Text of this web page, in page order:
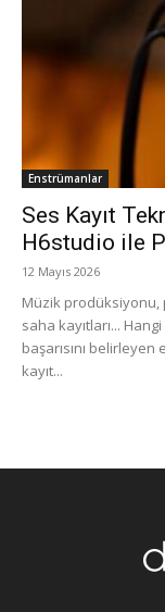
Enstrümanlar
Ses Kayıt
H6studio ile
12 Mayıs 2026
Müzik prodüksiyonu,
saha kayıtları...
başarısını
kayıt...